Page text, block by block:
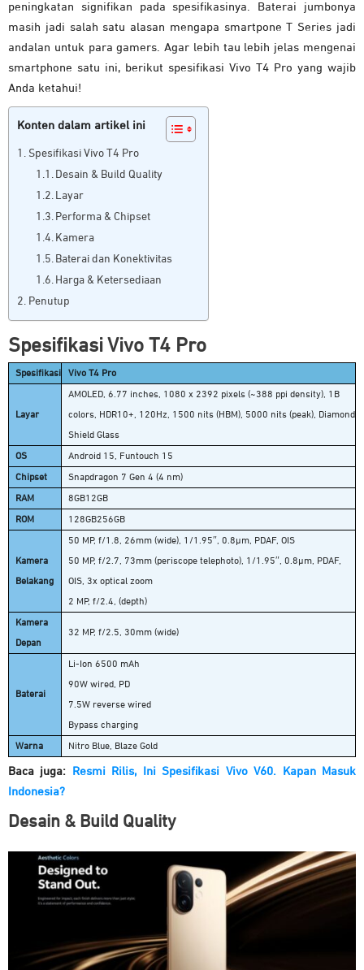
peningkatan signifikan pada spesifikasinya. Baterai jumbonya
masih jadi salah satu alasan mengapa smartpone T Series jadi
andalan untuk para gamers. Agar lebih tau lebih jelas mengenai
smartphone satu ini, berikut spesifikasi Vivo T4 Pro yang wajib
Anda ketahui!
Konten dalam artikel ini
Spesifikasi Vivo T4 Pro
Desain & Build Quality
Layar
Performa & Chipset
Kamera
Baterai dan Konektivitas
Harga & Ketersediaan
Penutup
Spesifikasi Vivo T4 Pro
Spesifikasi Vivo T4 Pro
Layar
AMOLED, 6.77 inches, 1080 x 2392 pixels (~388 ppi density), 1B
colors, HDR10+, 120Hz, 1500 nits (HBM), 5000 nits (peak), Diamond
Shield Glass
OS Android 15, Funtouch 15
Chipset Snapdragon 7 Gen 4 (4 nm)
RAM 8GB12GB
ROM 128GB256GB
Kamera
Belakang
50 MP, f/1.8, 26mm (wide), 1/1.95″, 0.8µm, PDAF, OIS
50 MP, f/2.7, 73mm (periscope telephoto), 1/1.95″, 0.8µm, PDAF,
OIS, 3x optical zoom
2 MP, f/2.4, (depth)
Kamera
Depan
32 MP, f/2.5, 30mm (wide)
Baterai
Li-Ion 6500 mAh
90W wired, PD
7.5W reverse wired
Bypass charging
Warna Nitro Blue, Blaze Gold
Baca juga:
Resmi Rilis, Ini Spesifikasi Vivo V60. Kapan Masuk
Indonesia?
Desain & Build Quality